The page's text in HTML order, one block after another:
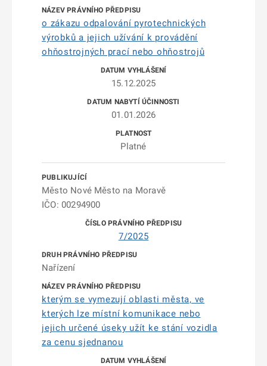
o zákazu odpalování pyrotechnických
výrobků a jejich užívání k provádění
ohňostrojných prací nebo ohňostrojů
15.12.2025
01.01.2026
Platné
Město Nové Město na Moravě
IČO: 00294900
7/2025
Nařízení
kterým se vymezují oblasti města, ve
kterých lze místní komunikace nebo
jejich určené úseky užít ke stání vozidla
za cenu sjednanou